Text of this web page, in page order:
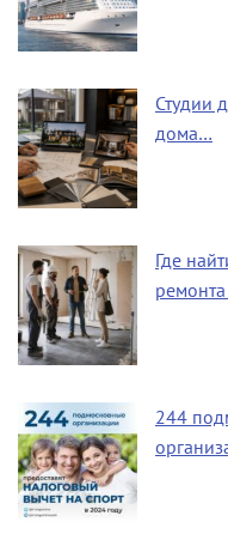
Студии
дома…
Где
244